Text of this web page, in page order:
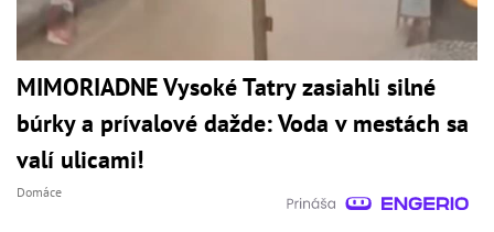
MIMORIADNE Vysoké Tatry zasiahli silné
búrky a prívalové dažde: Voda v mestách sa
valí ulicami!
Domáce